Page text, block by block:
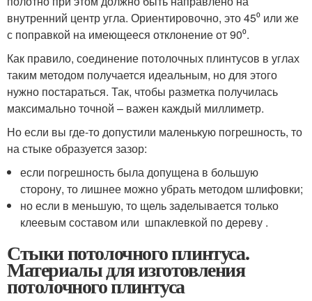
внутренний центр угла. Ориентировочно, это 45⁰ или же
с поправкой на имеющееся отклонение от 90⁰.
Как правило, соединение потолочных плинтусов в углах
таким методом получается идеальным, но для этого
нужно постараться. Так, чтобы разметка получилась
максимально точной – важен каждый миллиметр.
Но если вы где-то допустили маленькую погрешность, то
на стыке образуется зазор:
если погрешность была допущена в большую
сторону, то лишнее можно убрать методом шлифовки;
но если в меньшую, то щель заделывается только
клеевым составом или шпаклевкой по дереву .
Стыки потолочного плинтуса.
Материалы для изготовления
потолочного плинтуса